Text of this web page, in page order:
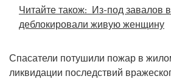
Читайте також: Из-под завалов
деблокировали живую женщину
Спасатели потушили пожар в
ликвидации последствий